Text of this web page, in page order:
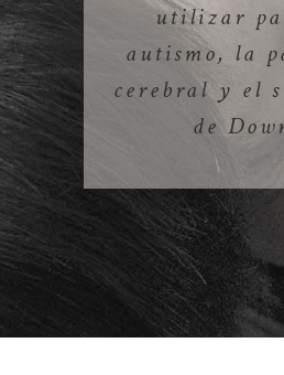
utilizar
autismo, la
cerebral y el
de